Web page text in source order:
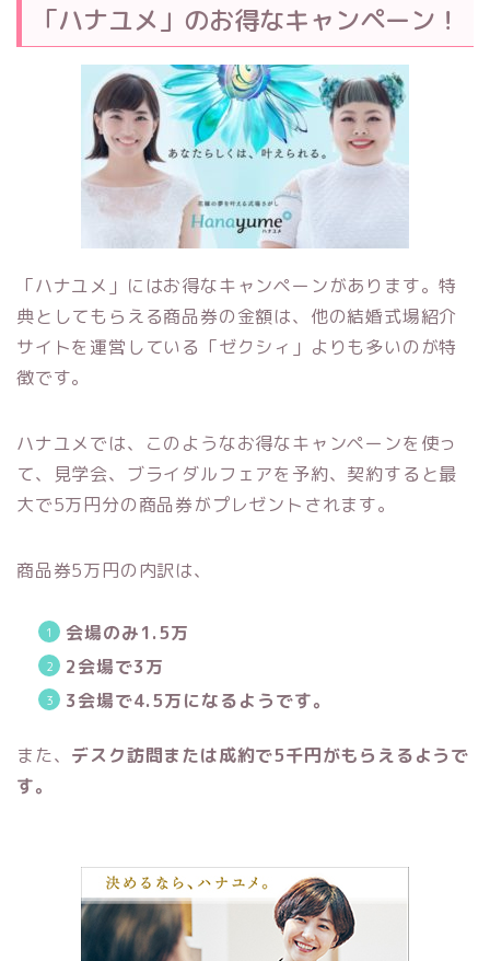
「ハナユメ」のお得なキャンペーン！
「ハナユメ」にはお得なキャンペーンがあります。特
典としてもらえる商品券の金額は、他の結婚式場紹介
サイトを運営している「ゼクシィ」よりも多いのが特
徴です。
ハナユメでは、このようなお得なキャンペーンを使っ
て、見学会、ブライダルフェアを予約、 契約すると最
大で5万円分の商品券がプレゼント されます。
商品券5万円の内訳は、
会場のみ1.5万
2会場で3万
3会場で4.5万になるようです。
また、 デスク訪問または成約で5千円がもらえるようで
す。